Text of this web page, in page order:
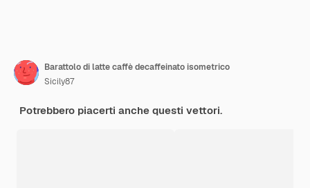
Barattolo di latte caffè decaffeinato isometrico
Sicily87
Potrebbero piacerti anche questi vettori.